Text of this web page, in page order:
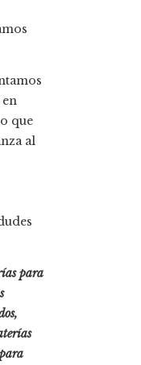
que
al
para